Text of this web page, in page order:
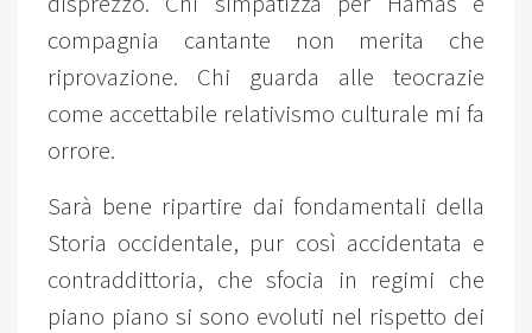
compagnia cantante non merita che
riprovazione. Chi guarda alle teocrazie
come accettabile relativismo culturale mi fa
orrore.
Sarà bene ripartire dai fondamentali della
Storia occidentale, pur così accidentata e
contraddittoria, che sfocia in regimi che
piano piano si sono evoluti nel rispetto dei